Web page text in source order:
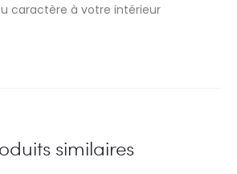
caractère à votre intérieur
similaires